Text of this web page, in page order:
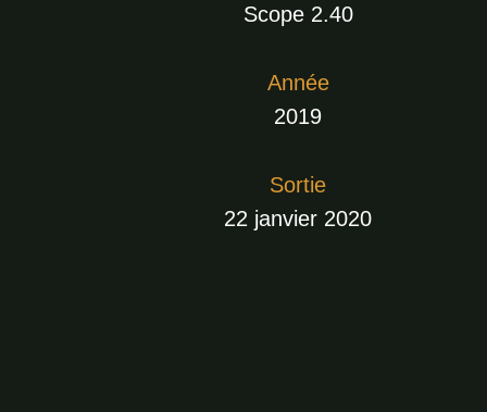
Scope 2.40
Année
2019
Sortie
22 janvier 2020